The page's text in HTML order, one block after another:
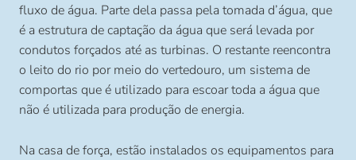
fluxo de água. Parte dela passa pela tomada d’água, que
é a estrutura de captação da água que será levada por
condutos forçados até as turbinas. O restante reencontra
o leito do rio por meio do vertedouro, um sistema de
comportas que é utilizado para escoar toda a água que
não é utilizada para produção de energia.
Na casa de força, estão instalados os equipamentos para